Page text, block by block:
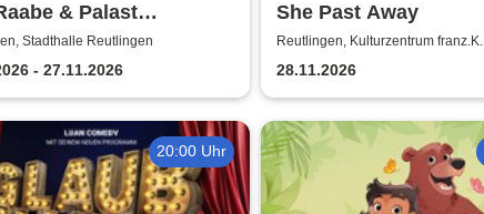
& Palast
- Hummel
Stadthalle Reutlingen
- 27.11.2026
She Past Away
Reutlingen, Kulturzentrum franz.K.
28.11.2026
20:00 Uhr